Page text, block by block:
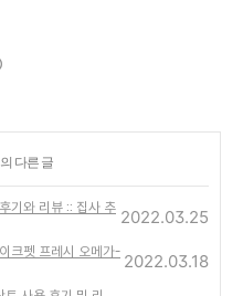
다른 글
기와 리뷰 :: 집사 추 2022.03.25
크펫 프레시 오메가- 2022.03.18